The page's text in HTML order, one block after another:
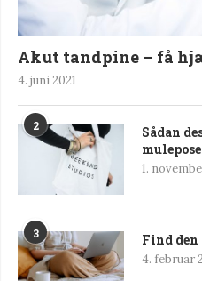
Akut tandpine – få
4. juni 2021
2
Sådan
1.
3 Find den
4. februar